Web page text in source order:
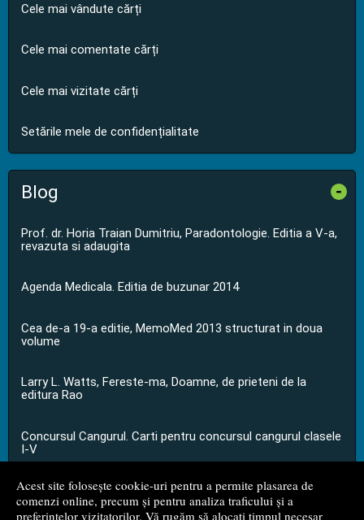
Acest site folosește cookie-uri pentru a permite plasarea de
comenzi online, precum și pentru analiza traficului și a
preferințelor vizitatorilor. Vă rugăm să alocați timpul necesar
Cele mai vândute cărți
Cele mai comentate cărți
Cele mai vizitate cărți
Setările mele de confidențialitate
Blog -
Prof. dr. Horia Traian Dumitriu, Paradontologie. Editia a V-a,
revazuta si adaugita
Agenda Medicala. Editia de buzunar 2014
Cea de-a 19-a editie, MemoMed 2013 structurat in doua
volume
Larry L. Watts, Fereste-ma, Doamne, de prieteni de la
editura Rao
Concursul Cangurul. Carti pentru concursul cangurul clasele
I-V
...toate știrile